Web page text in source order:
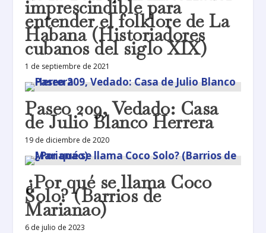
imprescindible para
entender el folklore de La
Habana (Historiadores
cubanos del siglo XIX)
1 de septiembre de 2021
Paseo 209, Vedado: Casa
de Julio Blanco Herrera
19 de diciembre de 2020
¿Por qué se llama Coco
Solo? (Barrios de
Marianao)
6 de julio de 2023